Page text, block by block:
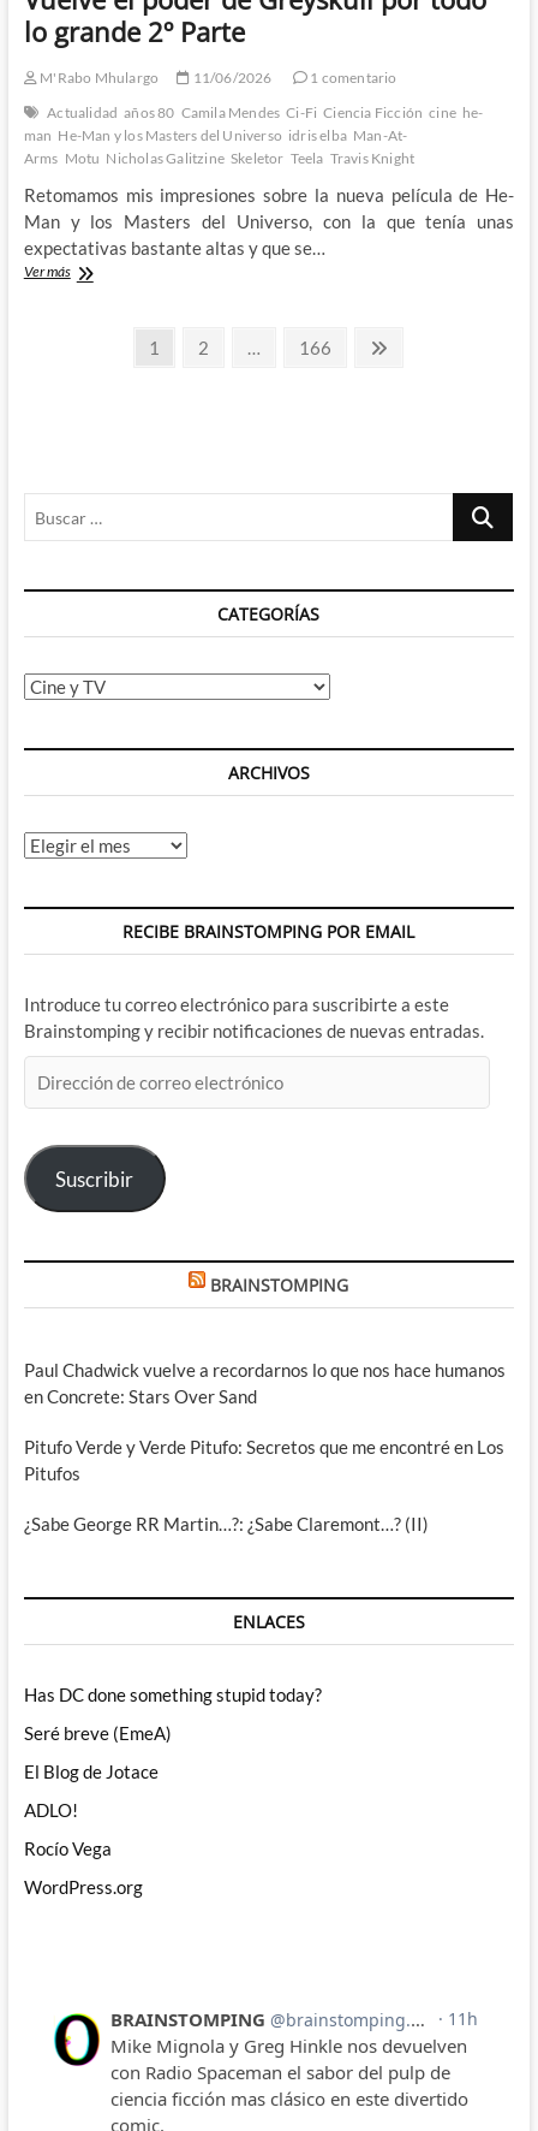
lo grande 2º Parte
M'Rabo Mhulargo 11/06/2026
1 comentario
Actualidad años 80 Camila Mendes Ci-Fi Ciencia Ficción cine he-
man He-Man y los Masters del Universo idris elba Man-At-
Arms Motu Nicholas Galitzine Skeletor Teela Travis Knight
Retomamos mis impresiones sobre la nueva película de He-
Man y los Masters del Universo, con la que tenía unas
expectativas bastante altas y que se…
Ver másHe-
por
grande
Parte
PaginaciónPágina
1 Página
2 … Página
166
Buscar
CATEGORÍAS
Categorías
ARCHIVOS
Archivos
RECIBE BRAINSTOMPING POR EMAIL
Introduce tu correo electrónico para suscribirte a este
Brainstomping y recibir notificaciones de nuevas entradas.
de
electrónico
Suscribir
BRAINSTOMPING
Paul Chadwick vuelve a recordarnos lo que nos hace humanos
en Concrete: Stars Over Sand
Pitufo Verde y Verde Pitufo: Secretos que me encontré en Los
Pitufos
¿Sabe George RR Martin…?: ¿Sabe Claremont…? (II)
ENLACES
Has DC done something stupid today?
Seré breve (EmeA)
El Blog de Jotace
ADLO!
Rocío Vega
WordPress.org